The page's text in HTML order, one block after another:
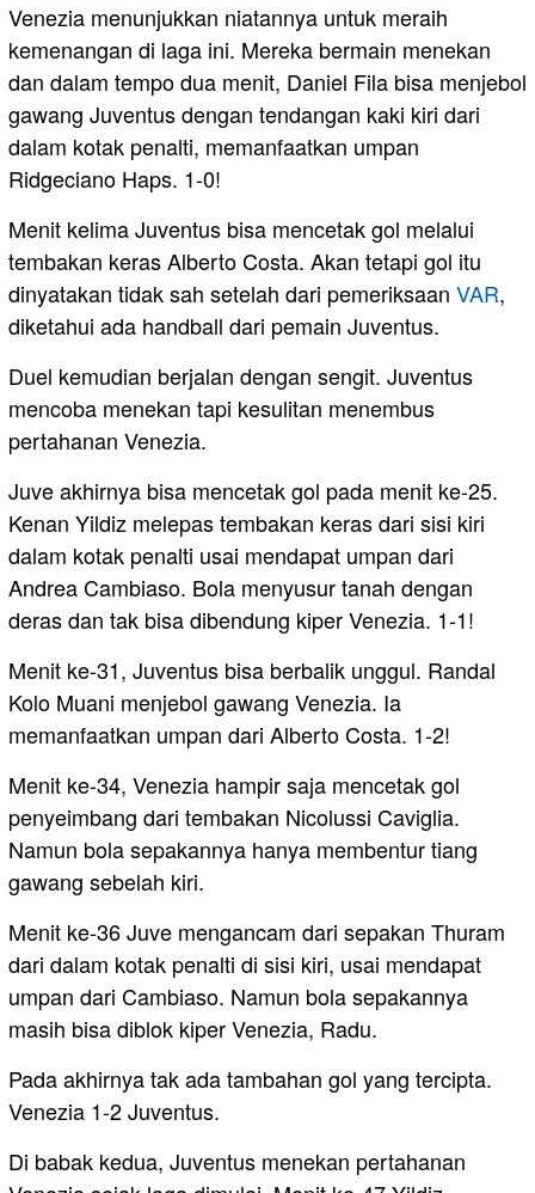
Venezia menunjukkan niatannya untuk meraih
kemenangan di laga ini. Mereka bermain menekan
dan dalam tempo dua menit, Daniel Fila bisa menjebol
gawang Juventus dengan tendangan kaki kiri dari
dalam kotak penalti, memanfaatkan umpan
Ridgeciano Haps. 1-0!
Menit kelima Juventus bisa mencetak gol melalui
tembakan keras Alberto Costa. Akan tetapi gol itu
dinyatakan tidak sah setelah dari pemeriksaan VAR,
diketahui ada handball dari pemain Juventus.
Duel kemudian berjalan dengan sengit. Juventus
mencoba menekan tapi kesulitan menembus
pertahanan Venezia.
Juve akhirnya bisa mencetak gol pada menit ke-25.
Kenan Yildiz melepas tembakan keras dari sisi kiri
dalam kotak penalti usai mendapat umpan dari
Andrea Cambiaso. Bola menyusur tanah dengan
deras dan tak bisa dibendung kiper Venezia. 1-1!
Menit ke-31, Juventus bisa berbalik unggul. Randal
Kolo Muani menjebol gawang Venezia. Ia
memanfaatkan umpan dari Alberto Costa. 1-2!
Menit ke-34, Venezia hampir saja mencetak gol
penyeimbang dari tembakan Nicolussi Caviglia.
Namun bola sepakannya hanya membentur tiang
gawang sebelah kiri.
Menit ke-36 Juve mengancam dari sepakan Thuram
dari dalam kotak penalti di sisi kiri, usai mendapat
umpan dari Cambiaso. Namun bola sepakannya
masih bisa diblok kiper Venezia, Radu.
Pada akhirnya tak ada tambahan gol yang tercipta.
Venezia 1-2 Juventus.
Di babak kedua, Juventus menekan pertahanan